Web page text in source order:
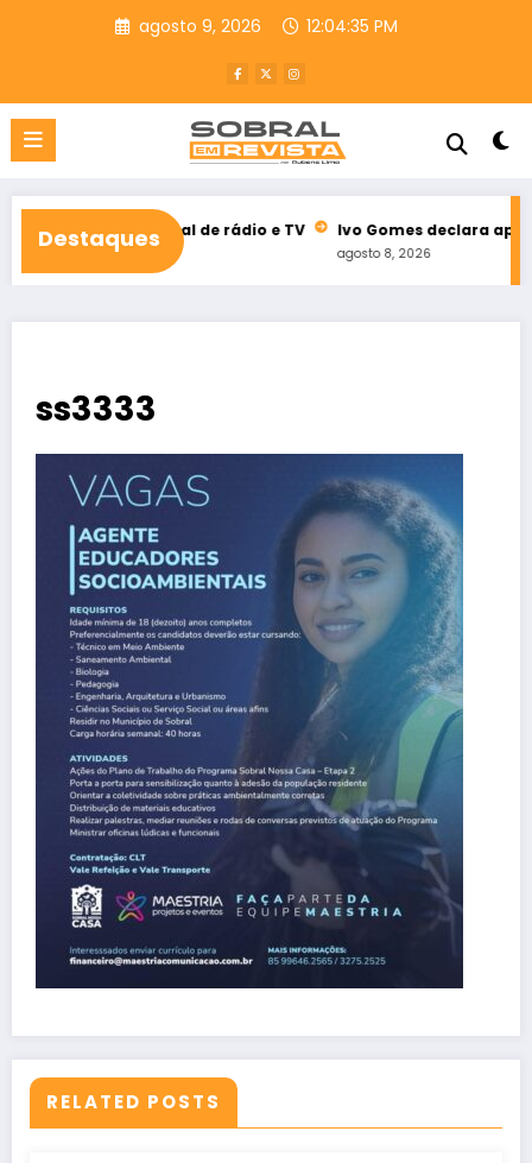
agosto 9, 2026 12:04:36 PM
Destaques
eleitoral de rádio e TV Ivo Gomes declara apoio à
ss3333
RELATED POSTS